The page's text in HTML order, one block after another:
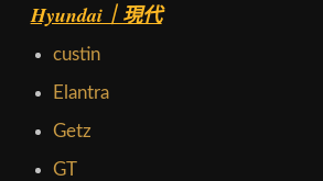
Hyundai｜現代
custin
Elantra
Getz
GT